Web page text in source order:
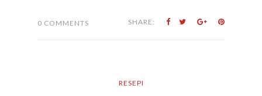
0 COMMENTS SHARE:
RESEPI